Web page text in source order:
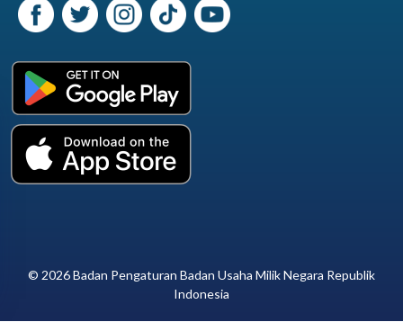
© 2026 Badan Pengaturan Badan Usaha Milik Negara Republik
Indonesia